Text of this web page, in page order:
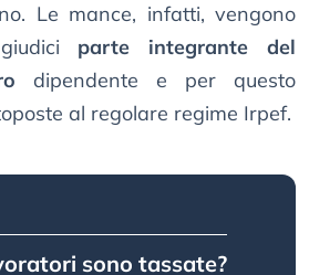
Le mance, infatti, vengono
parte integrante del
dipendente e per questo
al regolare regime Irpef.
sono tassate?